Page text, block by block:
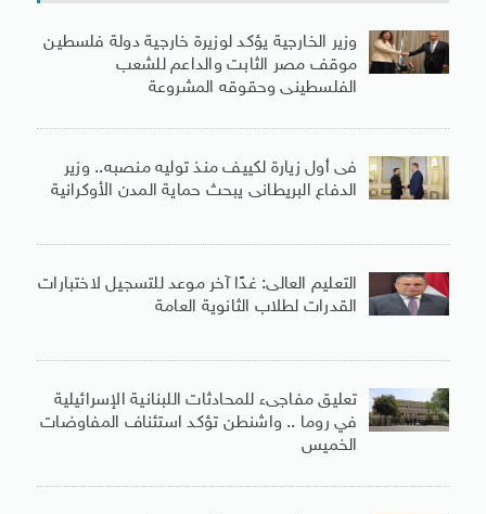
وزير الخارجية يؤكد لوزيرة خارجية دولة فلسطين
موقف مصر الثابت والداعم للشعب
الفلسطينى وحقوقه المشروعة
فى أول زيارة لكييف منذ توليه منصبه.. وزير
الدفاع البريطانى يبحث حماية المدن الأوكرانية
التعليم العالى: غدًا آخر موعد للتسجيل لاختبارات
القدرات لطلاب الثانوية العامة
تعليق مفاجىء للمحادثات اللبنانية الإسرائيلية
في روما .. واشنطن تؤكد استئناف المفاوضات
الخميس